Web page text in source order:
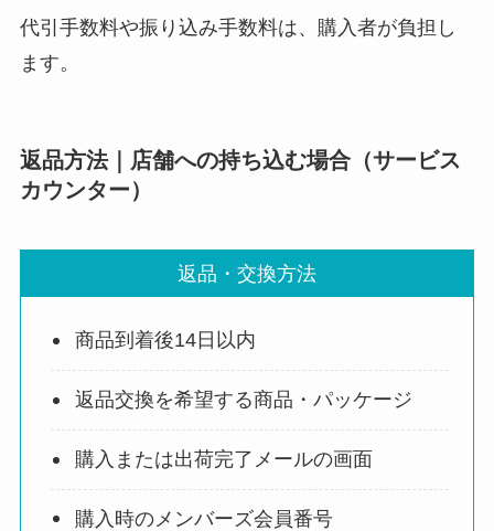
代引手数料や振り込み手数料は、購入者が負担し
ます。
返品方法｜店舗への持ち込む場合（サービス
カウンター）
返品・交換方法
商品到着後14日以内
返品交換を希望する商品・パッケージ
購入または出荷完了メールの画面
購入時のメンバーズ会員番号